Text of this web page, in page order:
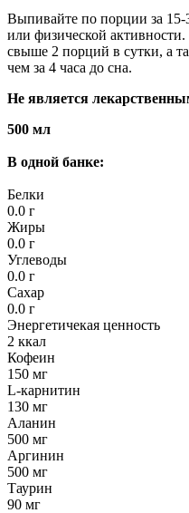
Выпивайте по порции за 15-
или физической активности.
свыше 2 порций в сутки, а
чем за 4 часа до сна.
Не является
500 мл
В одной банке:
Белки
0.0 г
Жиры
0.0 г
Углеводы
0.0 г
Сахар
0.0 г
Энергетичекая ценность
2 ккал
Кофеин
150 мг
L-карнитин
130 мг
Аланин
500 мг
Аргинин
500 мг
Таурин
90 мг